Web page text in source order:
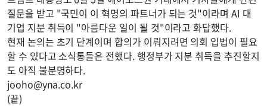
질문을 받고 "국민이 이 혁명의 파트너가 되는 것"이라며 AI 대
기업 지분 취득이 "아름다운 일이 될 것"이라고 화답했다.
현재 논의는 초기 단계이며 합의가 이뤄지려면 의회 입법이 필요
할 수 있다고 소식통들은 전했다. 행정부가 지분 취득을 추진할지
도 아직 불분명하다.
jooho@yna.co.kr
(끝)